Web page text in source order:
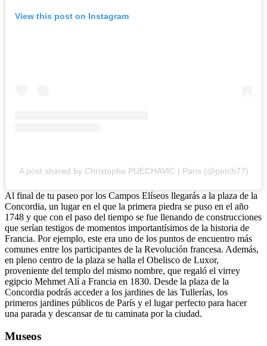
View this post on Instagram
A post shared by Christophe PUECHAVIC | Paris (@petch77)
Al final de tu paseo por los Campos Elíseos llegarás a la plaza de la
Concordia, un lugar en el que la primera piedra se puso en el año
1748 y que con el paso del tiempo se fue llenando de construcciones
que serían testigos de momentos importantísimos de la historia de
Francia. Por ejemplo, este era uno de los puntos de encuentro más
comunes entre los participantes de la Revolución francesa. Además,
en pleno centro de la plaza se halla el Obelisco de Luxor,
proveniente del templo del mismo nombre, que regaló el virrey
egipcio Mehmet Alí a Francia en 1830. Desde la plaza de la
Concordia podrás acceder a los jardines de las Tullerías, los
primeros jardines públicos de París y el lugar perfecto para hacer
una parada y descansar de tu caminata por la ciudad.
Museos